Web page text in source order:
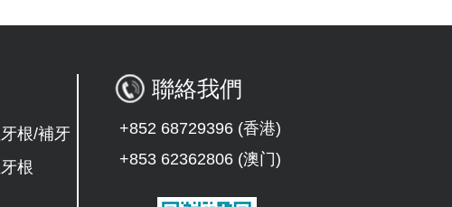
根/補牙
根
聯絡我們
+852 68729396 (香港)
+853 62362806 (澳门)